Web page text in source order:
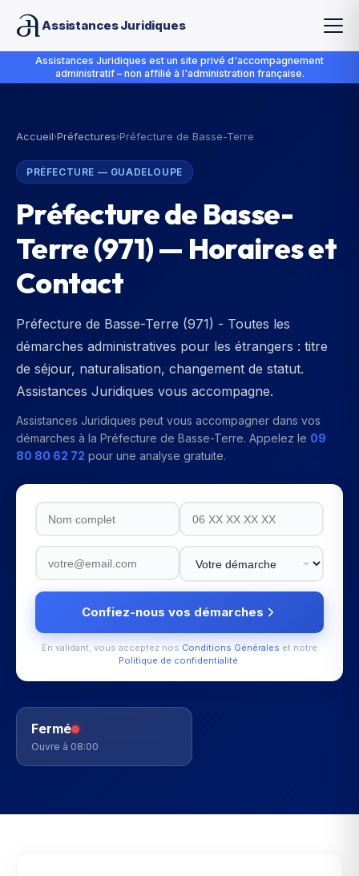
Assistances Juridiques
Assistances Juridiques est un site privé d'accompagnement
administratif – non affilié à l'administration française.
Accueil›Préfectures›Préfecture de Basse-Terre
PRÉFECTURE — GUADELOUPE
Préfecture de Basse-
Terre(971) — Horaires et
Contact
Préfecture de Basse-Terre (971) - Toutes les
démarches administratives pour les étrangers : titre
de séjour, naturalisation, changement de statut.
Assistances Juridiques vous accompagne.
Assistances Juridiques peut vous accompagner dans vos
démarches à la Préfecture de Basse-Terre. Appelez le 09
80 80 62 72 pour une analyse gratuite.
Confiez-nous vos démarches
En validant, vous acceptez nos Conditions Générales et notre
Politique de confidentialité.
Fermé
Ouvre à 08:00